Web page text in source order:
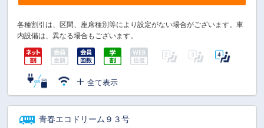
各種割引は、区間、座席種別等により設定がない場合がございます。車
内設備は、異なる場合もございます。
全て表示
青春エコドリーム９３号